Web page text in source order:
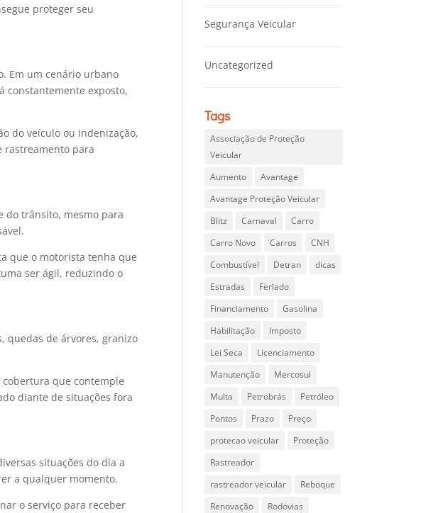
proteger seu
Em um cenário urbano
constantemente exposto,
do veículo ou indenização,
rastreamento para
do trânsito, mesmo para
que o motorista tenha que
ser ágil, reduzindo o
quedas de árvores, granizo
cobertura que contemple
diante de situações fora
situações do dia a
a qualquer momento.
o serviço para receber
Segurança Veicular
Uncategorized
Tags
Associação de Proteção
Veicular
Aumento
Avantage
Avantage Proteção Veicular
Blitz
Carnaval
Carro
Carro Novo
Carros
CNH
Combustível
Detran
dicas
Estradas
Feriado
Financiamento
Gasolina
Habilitação
Imposto
Lei Seca
Licenciamento
Manutenção
Mercosul
Multa
Petrobrás
Petróleo
Pontos
Prazo
Preço
protecao veicular
Proteção
Rastreador
rastreador veicular
Reboque
Renovação
Rodovias